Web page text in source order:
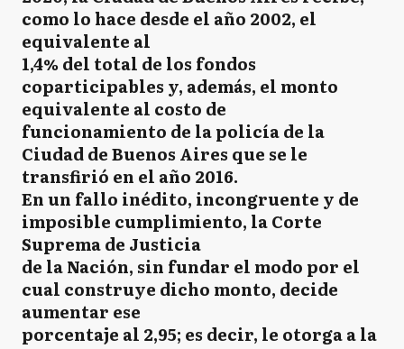
como lo hace desde el año 2002, el
equivalente al
1,4% del total de los fondos
coparticipables y, además, el monto
equivalente al costo de
funcionamiento de la policía de la
Ciudad de Buenos Aires que se le
transfirió en el año 2016.
En un fallo inédito, incongruente y de
imposible cumplimiento, la Corte
Suprema de Justicia
de la Nación, sin fundar el modo por el
cual construye dicho monto, decide
aumentar ese
porcentaje al 2,95; es decir, le otorga a la